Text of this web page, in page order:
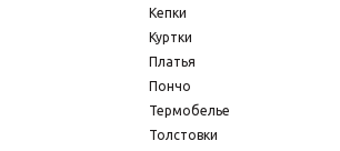
Кепки
Куртки
Платья
Пончо
Термобелье
Толстовки